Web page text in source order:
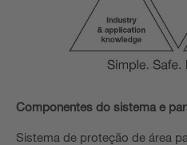
Componentes do sistema e
Sistema de proteção de área